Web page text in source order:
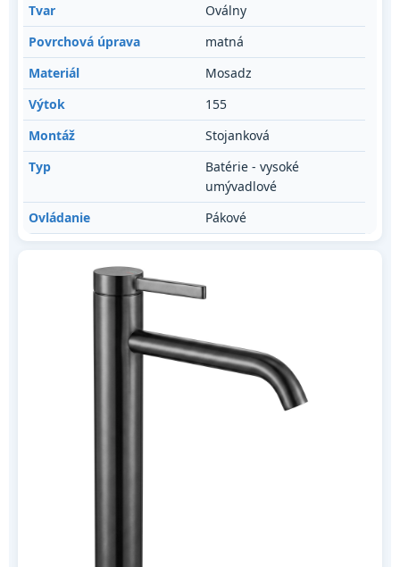
Tvar
Oválny
Povrchová úprava
matná
Materiál
Mosadz
Výtok
155
Montáž
Stojanková
Typ
Batérie - vysoké
umývadlové
Ovládanie
Pákové